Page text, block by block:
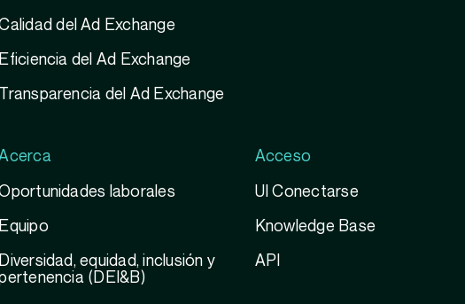
del Ad Exchange
Eficiencia del Ad Exchange
Transparencia del Ad Exchange
laborales
Equipo
Diversidad, equidad, inclusión y
(DEI&B)
Acceso
UI Conectarse
Knowledge Base
API